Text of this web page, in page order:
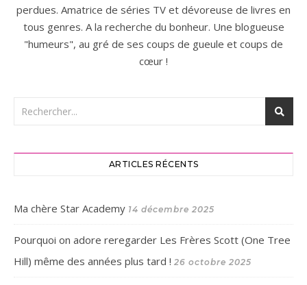
perdues. Amatrice de séries TV et dévoreuse de livres en
tous genres. A la recherche du bonheur. Une blogueuse
"humeurs", au gré de ses coups de gueule et coups de
cœur !
ARTICLES RÉCENTS
Ma chère Star Academy 14 décembre 2025
Pourquoi on adore reregarder Les Frères Scott (One Tree
Hill) même des années plus tard ! 26 octobre 2025